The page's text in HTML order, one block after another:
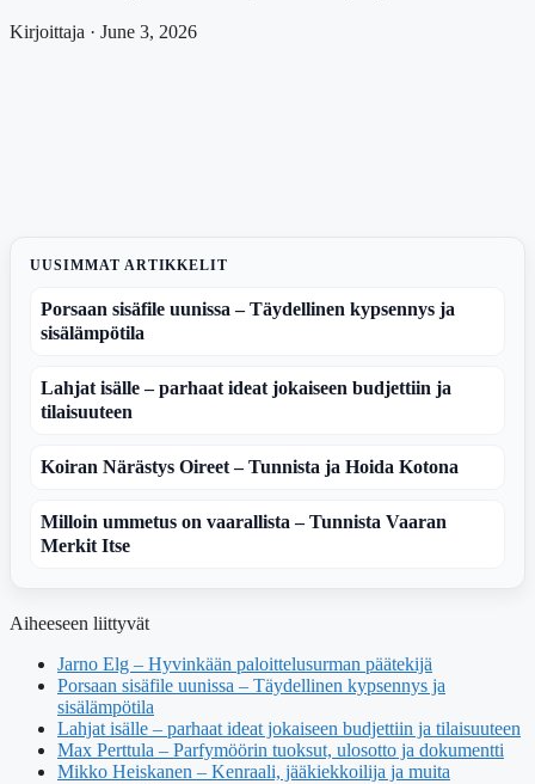
Kirjoittaja · June 3, 2026
UUSIMMAT ARTIKKELIT
Porsaan sisäfile uunissa – Täydellinen kypsennys ja
sisälämpötila
Lahjat isälle – parhaat ideat jokaiseen budjettiin ja
tilaisuuteen
Koiran Närästys Oireet – Tunnista ja Hoida Kotona
Milloin ummetus on vaarallista – Tunnista Vaaran
Merkit Itse
Aiheeseen liittyvät
Jarno Elg – Hyvinkään paloittelusurman päätekijä
Porsaan sisäfile uunissa – Täydellinen kypsennys ja
sisälämpötila
Lahjat isälle – parhaat ideat jokaiseen budjettiin ja tilaisuuteen
Max Perttula – Parfymöörin tuoksut, ulosotto ja dokumentti
Mikko Heiskanen – Kenraali, jääkiekkoilija ja muita